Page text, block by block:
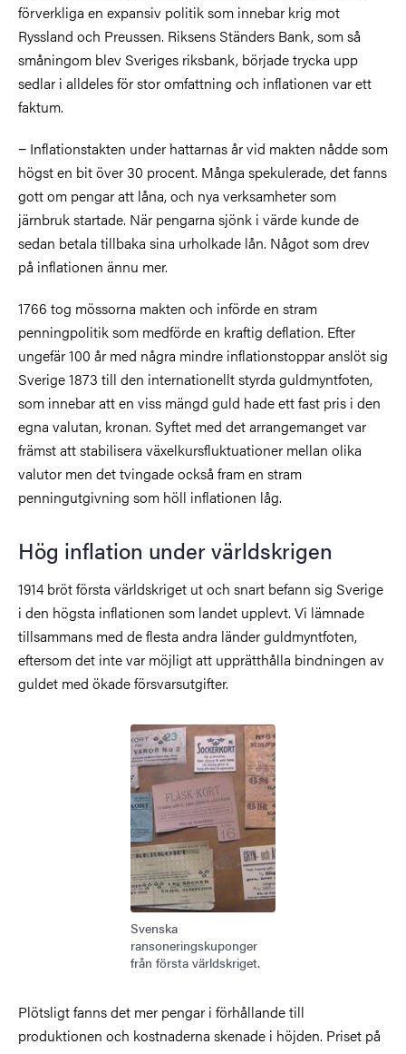
förverkliga en expansiv politik som innebar krig mot
Ryssland och Preussen. Riksens Ständers Bank, som så
småningom blev Sveriges riksbank, började trycka upp
sedlar i alldeles för stor omfattning och inflationen var ett
faktum.
− Inflationstakten under hattarnas år vid makten nådde som
högst en bit över 30 procent. Många spekulerade, det fanns
gott om pengar att låna, och nya verksamheter som
järnbruk startade. När pengarna sjönk i värde kunde de
sedan betala tillbaka sina urholkade lån. Något som drev
på inflationen ännu mer.
1766 tog mössorna makten och införde en stram
penningpolitik som medförde en kraftig deflation. Efter
ungefär 100 år med några mindre inflationstoppar anslöt sig
Sverige 1873 till den internationellt styrda guldmyntfoten,
som innebar att en viss mängd guld hade ett fast pris i den
egna valutan, kronan. Syftet med det arrangemanget var
främst att stabilisera växelkursfluktuationer mellan olika
valutor men det tvingade också fram en stram
penningutgivning som höll inflationen låg.
Hög inflation under världskrigen
1914 bröt första världskriget ut och snart befann sig Sverige
i den högsta inflationen som landet upplevt. Vi lämnade
tillsammans med de flesta andra länder guldmyntfoten,
eftersom det inte var möjligt att upprätthålla bindningen av
guldet med ökade försvarsutgifter.
Bild
Svenska
ransoneringskuponger
från första världskriget.
Plötsligt fanns det mer pengar i förhållande till
produktionen och kostnaderna skenade i höjden. Priset på